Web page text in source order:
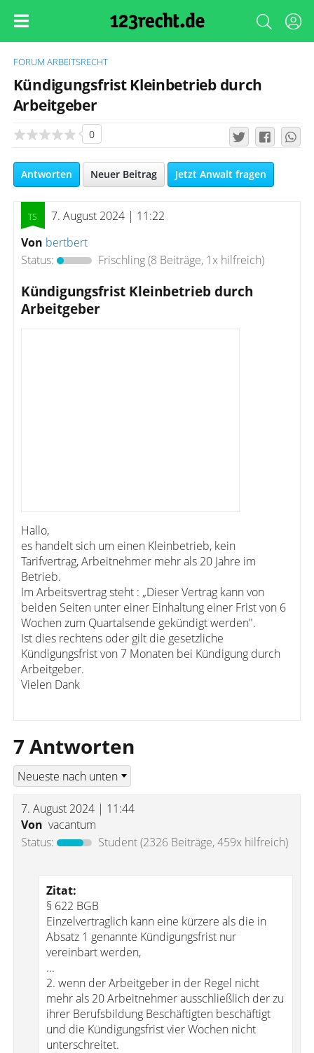
FORUM ARBEITSRECHT
Kündigungsfrist Kleinbetrieb durch
Arbeitgeber
0
Antworten Neuer Beitrag Jetzt Anwalt fragen
7. August 2024 | 11:22
Von bertbert
Status:
Frischling(8 Beiträge, 1x hilfreich)
Kündigungsfrist Kleinbetrieb durch
Arbeitgeber
Hallo,
es handelt sich um einen Kleinbetrieb, kein
Tarifvertrag, Arbeitnehmer mehr als 20 Jahre im
Betrieb.
Im Arbeitsvertrag steht : „Dieser Vertrag kann von
beiden Seiten unter einer Einhaltung einer Frist von 6
Wochen zum Quartalsende gekündigt werden".
Ist dies rechtens oder gilt die gesetzliche
Kündigungsfrist von 7 Monaten bei Kündigung durch
Arbeitgeber.
Vielen Dank
7 Antworten
7. August 2024 | 11:44
Von vacantum
Status:
Student(2326 Beiträge, 459x hilfreich)
Zitat:
§ 622 BGB
Einzelvertraglich kann eine kürzere als die in
Absatz 1 genannte Kündigungsfrist nur
vereinbart werden,
...
2. wenn der Arbeitgeber in der Regel nicht
mehr als 20 Arbeitnehmer ausschließlich der zu
ihrer Berufsbildung Beschäftigten beschäftigt
und die Kündigungsfrist vier Wochen nicht
unterschreitet.